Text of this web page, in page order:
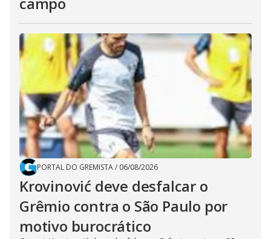
PORTAL DO GREMISTA/ 06/08/2026
Krovinović deve desfalcar o
Grêmio contra o São Paulo por
motivo burocrático